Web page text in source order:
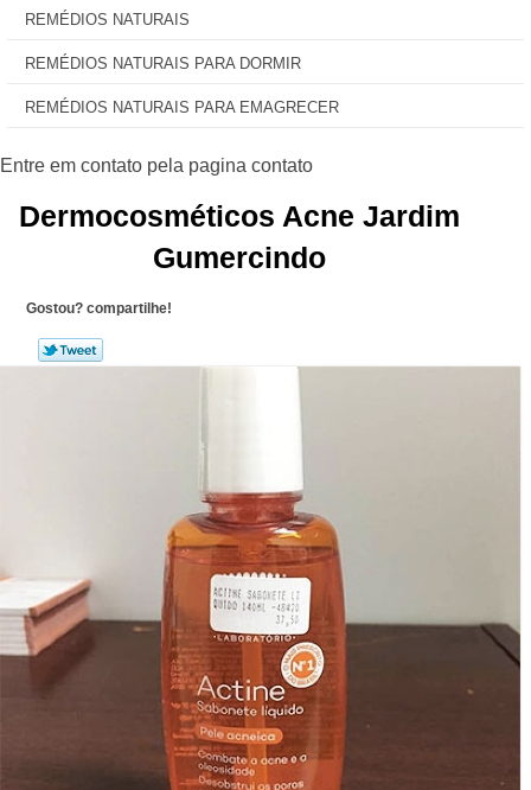
REMÉDIOS NATURAIS
REMÉDIOS NATURAIS PARA DORMIR
REMÉDIOS NATURAIS PARA EMAGRECER
Dermocosméticos Acne Jardim
Gumercindo
Gostou? compartilhe!